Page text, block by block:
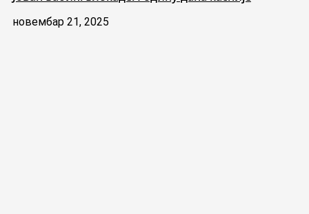
новембар 21, 2025